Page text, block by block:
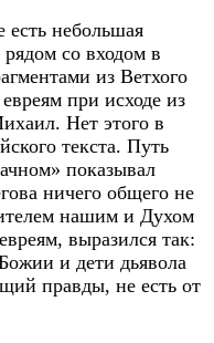
есть небольшая
со входом в
из Ветхого
при исходе из
Нет этого в
текста. Путь
показывал
ничего общего не
нашим и Духом
выразился так:
и дети дьявола
правды, не есть от